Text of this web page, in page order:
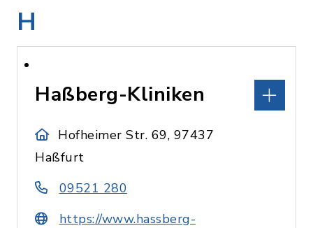
H
Haßberg-Kliniken
Hofheimer Str. 69, 97437
Haßfurt
09521 280
https://www.hassberg-